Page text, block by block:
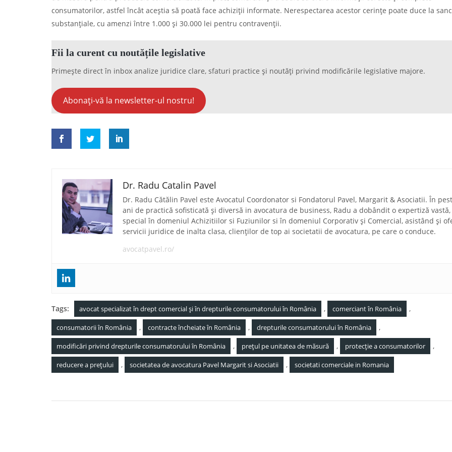
consumatorilor, astfel încât aceștia să poată face achiziții informate. Nerespectarea acestor cerințe poate duce la
substanțiale, cu amenzi între 1.000 și 30.000 lei pentru contravenții.
Fii la curent cu noutățile legislative
Primește direct în inbox analize juridice clare, sfaturi practice și noutăți privind modificările legislative majore.
Abonați-vă la newsletter-ul nostru!
Dr. Radu Catalin Pavel
Dr. Radu Cătălin Pavel este Avocatul Coordonator si Fondatorul Pavel, Margarit & Asociatii. În
ani de practică sofisticată și diversă in avocatura de business, Radu a dobândit o expertiză
special în domeniul Achizitiilor si Fuziunilor si în domeniul Corporativ și Comercial, asistând și
servicii juridice de inalta clasa, clienților de top ai societatii de avocatura, pe care o conduce.
avocatpavel.ro/
Tags: avocat specializat în drept comercial și în drepturile consumatorului în România , comerciant în România ,
consumatorii în România , contracte încheiate în România , drepturile consumatorului în România ,
modificări privind drepturile consumatorului în România , prețul pe unitatea de măsură , protecție a consumatorilor ,
reducere a prețului , societatea de avocatura Pavel Margarit si Asociatii , societati comerciale in Romania